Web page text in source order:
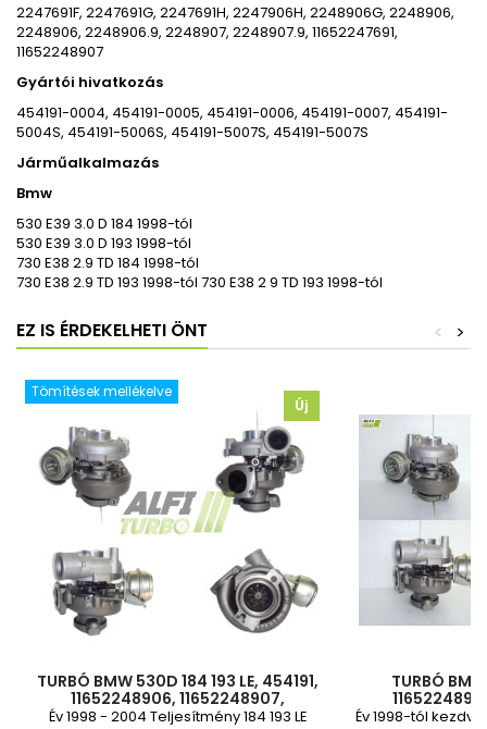
2247691F, 2247691G, 2247691H, 2247906H, 2248906G, 2248906,
2248906, 2248906.9, 2248907, 2248907.9, 11652247691,
11652248907
Gyártói hivatkozás
454191-0004, 454191-0005, 454191-0006, 454191-0007, 454191-
5004S, 454191-5006S, 454191-5007S, 454191-5007S
Járműalkalmazás
Bmw
530 E39 3.0 D 184 1998-tól
530 E39 3.0 D 193 1998-tól
730 E38 2.9 TD 184 1998-tól
730 E38 2.9 TD 193 1998-tól 730 E38 2 9 TD 193 1998-tól
EZ IS ÉRDEKELHETI ÖNT >
<
Tömítések mellékelve
Új
TURBÓ BMW 530D 184 193 LE, 454191,
11652248906, 11652248907,
11652247691, 116522489079,
Év 1998 - 2004 Teljesítmény 184 193 LE
TURBÓ
Év 1998-tól kezdve